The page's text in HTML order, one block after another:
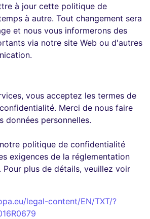
à jour cette politique de
à autre. Tout changement sera
et nous vous informerons des
via notre site Web ou d'autres
vous acceptez les termes de
Merci de nous faire
données personnelles.
politique de confidentialité
exigences de la réglementation
Pour plus de détails, veuillez voir
legal-content/EN/TXT/?